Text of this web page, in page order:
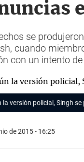
se
cuando
con un intento
la versión policial, Singh
de 2015 - 16:25